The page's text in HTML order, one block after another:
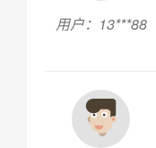
用户：13***88